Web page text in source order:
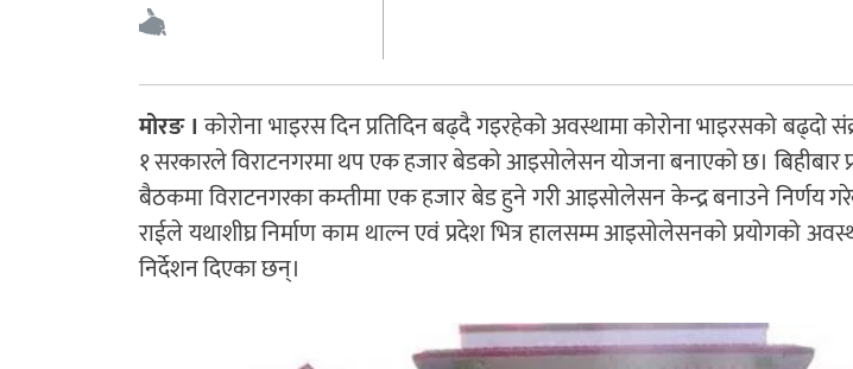
मोरङ ।कोरोना भाइरस दिन प्रतिदिन बढ्दै गइरहेको अवस्थामा कोरोना भाइरसको बढ्दो
१ सरकारले विराटनगरमा थप एक हजार बेडको आइसोलेसन योजना बनाएको छ। बिहीबार
बैठकमा विराटनगरका कम्तीमा एक हजार बेड हुने गरी आइसोलेसन केन्द्र बनाउने निर्णय
राईले यथाशीघ्र निर्माण काम थाल्न एवं प्रदेश भित्र हालसम्म आइसोलेसनको प्रयोगको
निर्देशन दिएका छन्।